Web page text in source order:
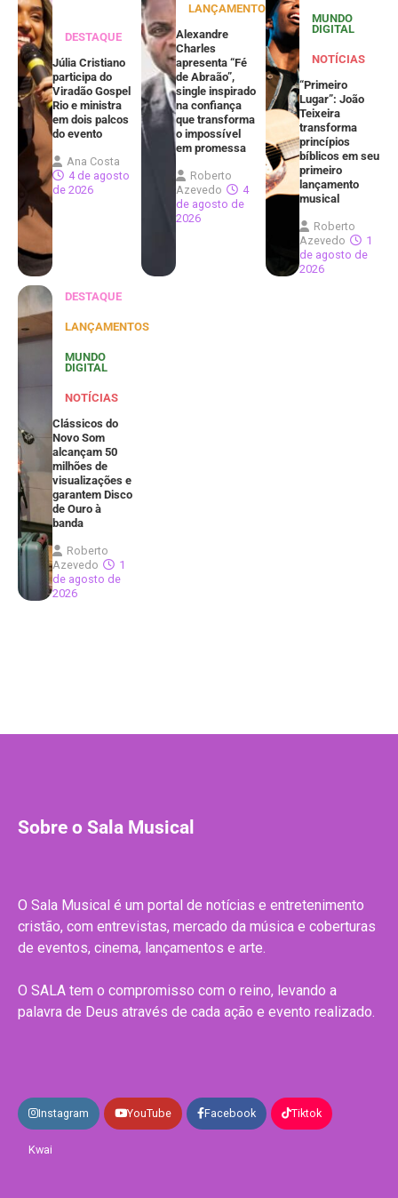
DESTAQUE
Júlia Cristiano
participa do
Viradão Gospel
Rio e ministra
em dois palcos
do evento
Ana Costa
4 de agosto
de 2026
LANÇAMENTOS
Alexandre
Charles
apresenta “Fé
de Abraão”,
single inspirado
na confiança
que transforma
o impossível
em promessa
Roberto
Azevedo
4
de agosto de
2026
MUNDO
DIGITAL
NOTÍCIAS
“Primeiro
Lugar”: João
Teixeira
transforma
princípios
bíblicos em seu
primeiro
lançamento
musical
Roberto
Azevedo
1
de agosto de
2026
DESTAQUE
LANÇAMENTOS
MUNDO
DIGITAL
NOTÍCIAS
Clássicos do
Novo Som
alcançam 50
milhões de
visualizações e
garantem Disco
de Ouro à
banda
Roberto
Azevedo
1
de agosto de
2026
Sobre o Sala Musical
O Sala Musical é um portal de notícias e entretenimento
cristão, com entrevistas, mercado da música e coberturas
de eventos, cinema, lançamentos e arte.
O SALA tem o compromisso com o reino, levando a
palavra de Deus através de cada ação e evento realizado.
Instagram YouTube Facebook Tiktok
Kwai